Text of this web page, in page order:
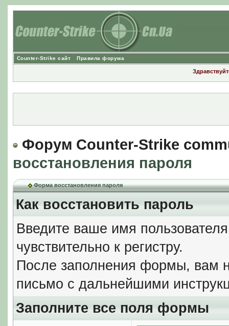
Counter-Strike сайт Правила форума
Форум Counter-Strike
восстановления пароля
Форма восстановления пароля
Как восстановить пароль
Введите ваше имя
чувствительно к регистру.
После заполнения формы, вам
письмо с дальнейшими
Заполните все поля формы